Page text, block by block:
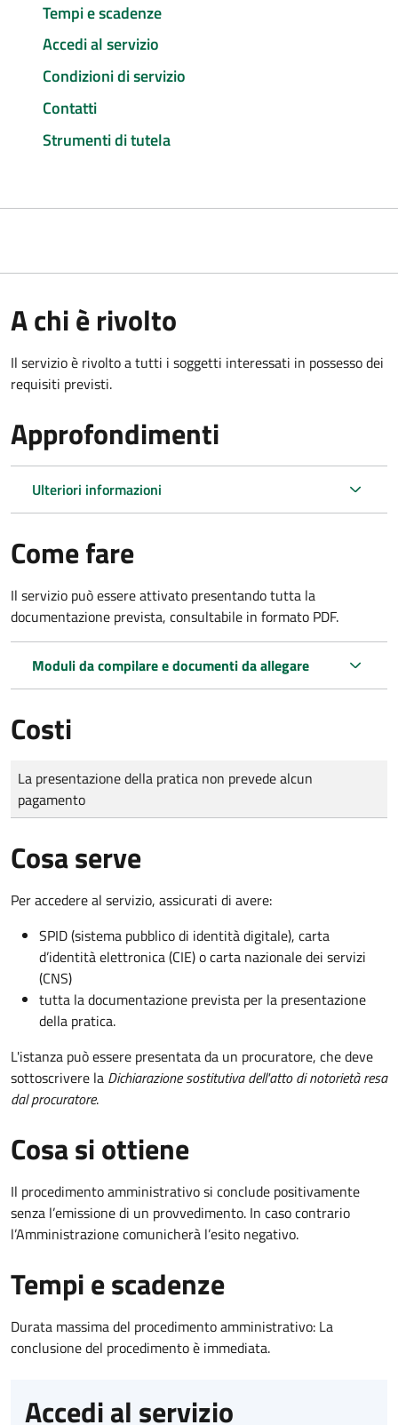
Tempi e scadenze
Accedi al servizio
Condizioni di servizio
Contatti
Strumenti di tutela
A chi è rivolto
Il servizio è rivolto a tutti i soggetti interessati in possesso dei
requisiti previsti.
Approfondimenti
Ulteriori informazioni
Come fare
Il servizio può essere attivato presentando tutta la
documentazione prevista, consultabile in formato PDF.
Moduli da compilare e documenti da allegare
Costi
Tipo di pagamento
Importo
La presentazione della pratica non prevede alcun
pagamento
Cosa serve
Per accedere al servizio, assicurati di avere:
SPID (sistema pubblico di identità digitale), carta
d’identità elettronica (CIE) o carta nazionale dei servizi
(CNS)
tutta la documentazione prevista per la presentazione
della pratica.
L'istanza può essere presentata da un procuratore, che deve
sottoscrivere la Dichiarazione sostitutiva dell'atto di notorietà resa
dal procuratore.
Cosa si ottiene
Il procedimento amministrativo si conclude positivamente
senza l’emissione di un provvedimento. In caso contrario
l’Amministrazione comunicherà l’esito negativo.
Tempi e scadenze
Durata massima del procedimento amministrativo: La
conclusione del procedimento è immediata.
Accedi al servizio